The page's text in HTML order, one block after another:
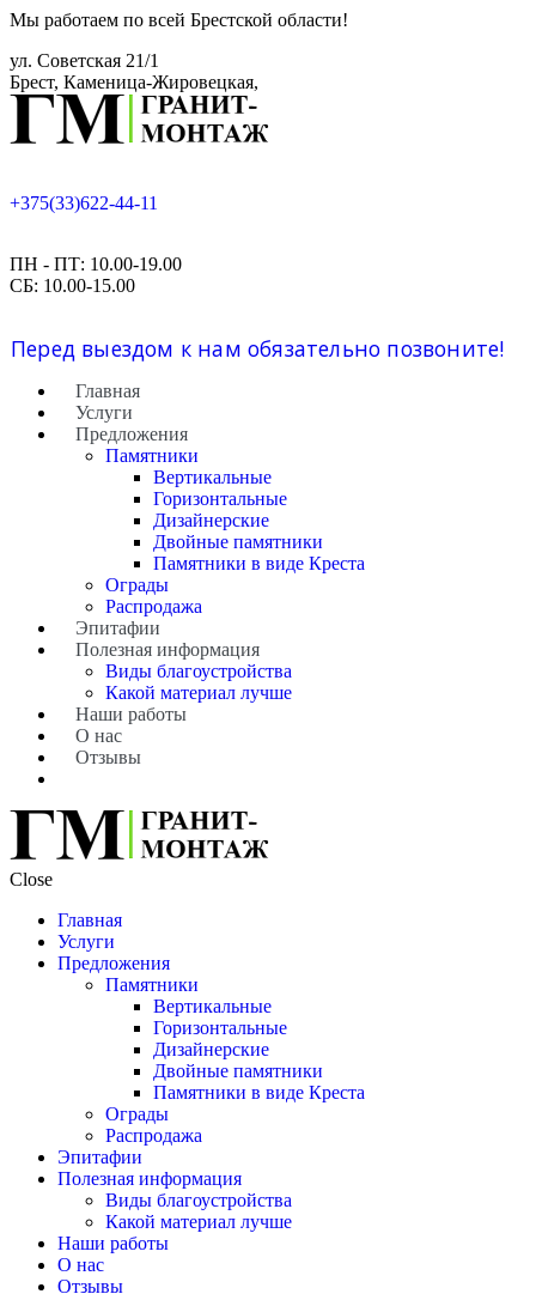
Мы работаем по всей Брестской области!
ул. Советская 21/1
Брест, Каменица-Жировецкая,
+375(33)622-44-11
ПН - ПТ: 10.00-19.00
СБ: 10.00-15.00
Перед выездом к нам обязательно позвоните!
Главная
Услуги
Предложения
Памятники
Вертикальные
Горизонтальные
Дизайнерские
Двойные памятники
Памятники в виде Креста
Ограды
Распродажа
Эпитафии
Полезная информация
Виды благоустройства
Какой материал лучше
Наши работы
О нас
Отзывы
Close
Главная
Услуги
Предложения
Памятники
Вертикальные
Горизонтальные
Дизайнерские
Двойные памятники
Памятники в виде Креста
Ограды
Распродажа
Эпитафии
Полезная информация
Виды благоустройства
Какой материал лучше
Наши работы
О нас
Отзывы